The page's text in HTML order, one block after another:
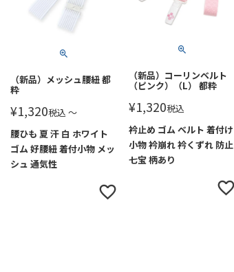
（新品）メッシュ腰紐 都
粋
¥1,320税込 〜
腰ひも 夏 汗 白 ホワイト
ゴム 好腰紐 着付小物 メッ
シュ 通気性
（新品）コーリンベルト
（ピンク）（L） 都粋
¥1,320税込
衿止め ゴム ベルト 着付け
小物 衿崩れ 衿くずれ 防止
七宝 柄あり